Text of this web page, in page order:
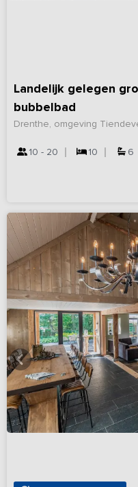
Landelijk gelegen
bubbelbad
Drenthe, omgeving
10 - 20 10 6